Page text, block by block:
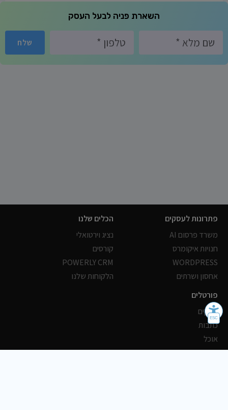
השארת פניה לבעל העסק
שלח
פתרונות לעסקים
משרד פרסום AI
חנויות איקומרס
WORDPRESS
אחסון ושרתים
הכלים שלנו
נציג וירטואלי
קורסים
POWERLY CRM
הלקוחות שלנו
פורטלים
עסקים
כתבות
אוכל
משרות